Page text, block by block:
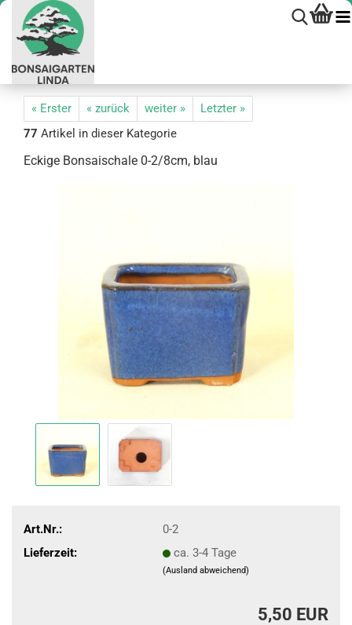
« Erster « zurück weiter »
Letzter »
77 Artikel in dieser Kategorie
Ecki­ge Bon­sai­scha­le 0-2/8cm, blau
Art.Nr.:
0-2
Lieferzeit:
ca. 3-4 Tage
(Ausland abweichend)
5,50 EUR